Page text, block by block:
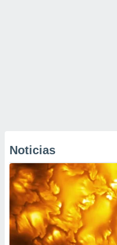
Noticias